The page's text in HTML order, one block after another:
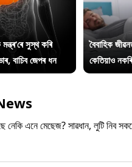
সুস্থ কৰি
বাচিব জেপৰ ধন
বৈবাহিক
কেতিয়াও
নেকি এনে মেছেজ? সাৱধান, লুটি নিব